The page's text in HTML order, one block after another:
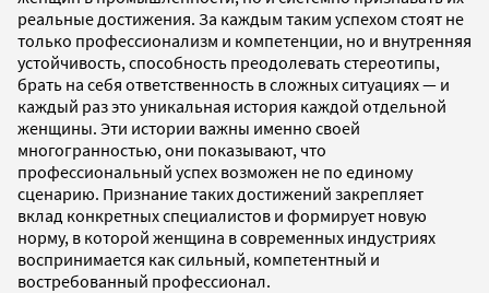
реальные достижения. За каждым таким успехом стоят не
только профессионализм и компетенции, но и внутренняя
устойчивость, способность преодолевать стереотипы,
брать на себя ответственность в сложных ситуациях — и
каждый раз это уникальная история каждой отдельной
женщины. Эти истории важны именно своей
многогранностью, они показывают, что
профессиональный успех возможен не по единому
сценарию. Признание таких достижений закрепляет
вклад конкретных специалистов и формирует новую
норму, в которой женщина в современных индустриях
воспринимается как сильный, компетентный и
востребованный профессионал.